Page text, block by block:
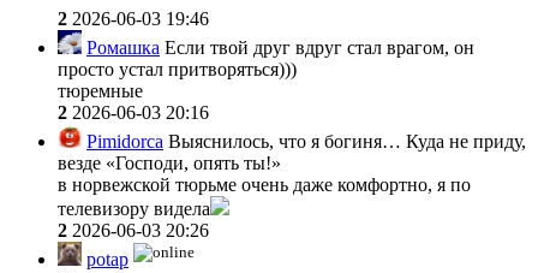
2 2026-06-03 19:46
Ромашка Если твой друг вдруг стал врагом, он
просто устал притворяться)))
тюремные
2 2026-06-03 20:16
Pimidorca Выяснилось, что я богиня… Куда не приду,
везде «Господи, опять ты!»
в норвежской тюрьме очень даже комфортно, я по
телевизору видела
2 2026-06-03 20:26
potap